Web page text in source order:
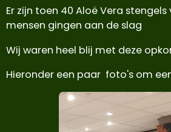
Er zijn toen 40 Aloë Vera
mensen gingen aan de slag
Wij waren heel blij met deze
Hieronder een paar foto's om